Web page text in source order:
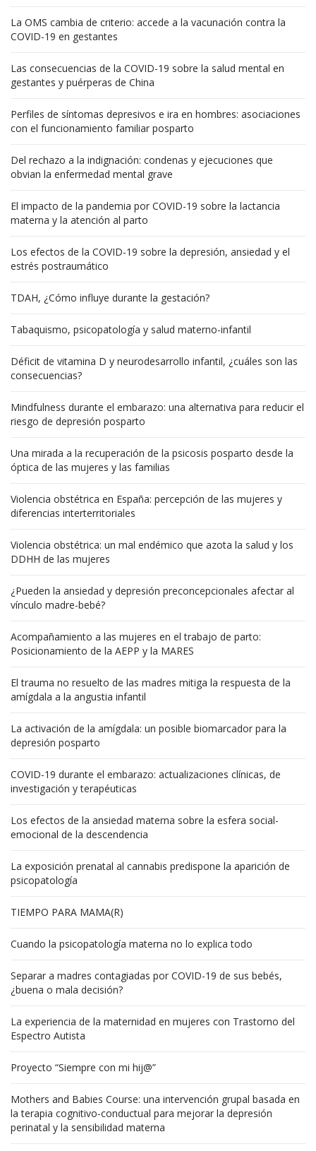
La OMS cambia de criterio: accede a la vacunación contra la
COVID-19 en gestantes
Las consecuencias de la COVID-19 sobre la salud mental en
gestantes y puérperas de China
Perfiles de síntomas depresivos e ira en hombres: asociaciones
con el funcionamiento familiar posparto
Del rechazo a la indignación: condenas y ejecuciones que
obvian la enfermedad mental grave
El impacto de la pandemia por COVID-19 sobre la lactancia
materna y la atención al parto
Los efectos de la COVID-19 sobre la depresión, ansiedad y el
estrés postraumático
TDAH, ¿Cómo influye durante la gestación?
Tabaquismo, psicopatología y salud materno-infantil
Déficit de vitamina D y neurodesarrollo infantil, ¿cuáles son las
consecuencias?
Mindfulness durante el embarazo: una alternativa para reducir el
riesgo de depresión posparto
Una mirada a la recuperación de la psicosis posparto desde la
óptica de las mujeres y las familias
Violencia obstétrica en España: percepción de las mujeres y
diferencias interterritoriales
Violencia obstétrica: un mal endémico que azota la salud y los
DDHH de las mujeres
¿Pueden la ansiedad y depresión preconcepcionales afectar al
vínculo madre-bebé?
Acompañamiento a las mujeres en el trabajo de parto:
Posicionamiento de la AEPP y la MARES
El trauma no resuelto de las madres mitiga la respuesta de la
amígdala a la angustia infantil
La activación de la amígdala: un posible biomarcador para la
depresión posparto
COVID-19 durante el embarazo: actualizaciones clínicas, de
investigación y terapéuticas
Los efectos de la ansiedad materna sobre la esfera social-
emocional de la descendencia
La exposición prenatal al cannabis predispone la aparición de
psicopatología
TIEMPO PARA MAMA(R)
Cuando la psicopatología materna no lo explica todo
Separar a madres contagiadas por COVID-19 de sus bebés,
¿buena o mala decisión?
La experiencia de la maternidad en mujeres con Trastorno del
Espectro Autista
Proyecto “Siempre con mi hij@”
Mothers and Babies Course: una intervención grupal basada en
la terapia cognitivo-conductual para mejorar la depresión
perinatal y la sensibilidad materna